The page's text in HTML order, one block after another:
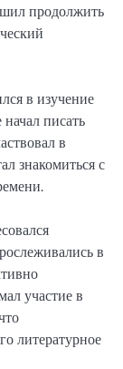
продолжить
в изучение
писать
в
знакомиться с
в
участие в
литературное